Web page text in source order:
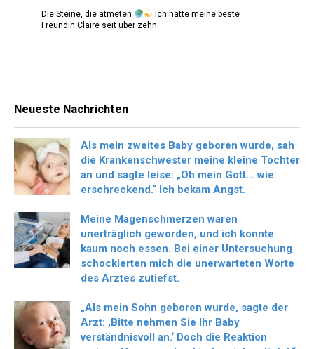
Die Steine, die atmeten
Ich hatte meine beste
Freundin Claire seit über zehn
Neueste Nachrichten
Als mein zweites Baby geboren wurde, sah
die Krankenschwester meine kleine Tochter
an und sagte leise: „Oh mein Gott… wie
erschreckend.“ Ich bekam Angst.
Meine Magenschmerzen waren
unerträglich geworden, und ich konnte
kaum noch essen. Bei einer Untersuchung
schockierten mich die unerwarteten Worte
des Arztes zutiefst.
„Als mein Sohn geboren wurde, sagte der
Arzt: ‚Bitte nehmen Sie Ihr Baby
verständnisvoll an.‘ Doch die Reaktion